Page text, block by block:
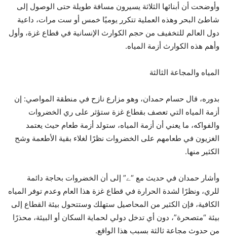
وأوضحت أن أبنائها الثلاثة يسيرون مسافة طويلة حتى الوصول إلى
شاطئ البحر وهذه العملية تتكرر يوميًا خمس أو ست مرات، داعية
دول العالم للتخفيف من حجم الكوارث الإنسانية في قطاع غزة، وأول
وأهم هذه الكوارث أزمة المياه.
المياه والمجاعة الثالثة
بدوره، قال حسام حمدان، وهو مزارع نازح في منطقة المواصي: إن
أزمة المياه التي تعصف بقطاع غزة ستؤثر على ري الخضروات
والفواكه، ما يعني أن أزمة المياه، ستولد أزمة طعام حيث يعتمد
الغزيون في طعامهم على الخضروات نظرًا لغلاء بقية الأطعمة وشح
الكثير منها.
وأشار حمدان في حديث مع “ے” إلى أن الخضروات بحاجة دائمة
للري، ونظرًا لشدة الحرارة في قطاع غزة هذا العام وعدم توفر المياه
الكافية، فإن الكثير من المحاصيل ستهلك وستتحول بيئة القطاع إلى
بيئة “متصحرة”، دون أي تدخل دولي لحماية السكان أو البيئة، محذرًا
من حدوث مجاعة ثالثة بسبب هذا الواقع.